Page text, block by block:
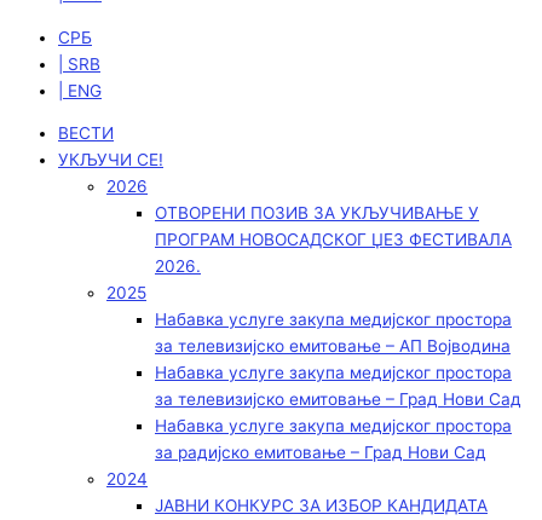
СРБ
| SRB
| ENG
ВЕСТИ
УКЉУЧИ СЕ!
2026
ОТВОРЕНИ ПОЗИВ ЗА УКЉУЧИВАЊЕ У
ПРОГРАМ НОВОСАДСКОГ ЏЕЗ ФЕСТИВАЛА
2026.
2025
Набавка услуге закупа медијског простора
за телевизијско емитовање – АП Војводинa
Набавка услуге закупа медијског простора
за телевизијско емитовање – Град Нови Сад
Набавка услуге закупа медијског простора
за радијско емитовање – Град Нови Сад
2024
ЈАВНИ КОНКУРС ЗА ИЗБОР КАНДИДАТА